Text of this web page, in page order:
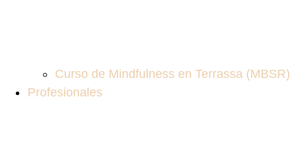
Curso de Mindfulness en Terrassa (MBSR)
Profesionales